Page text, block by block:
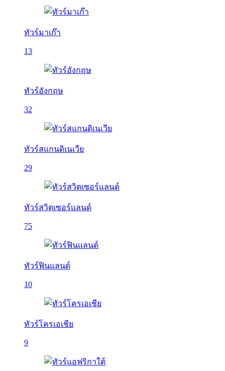
ทัวร์มาเก๊า
13
ทัวร์อังกฤษ
32
ทัวร์สแกนดิเนเวีย
29
ทัวร์สวิตเซอร์แลนด์
75
ทัวร์ฟินแลนด์
10
ทัวร์โครเอเชีย
9